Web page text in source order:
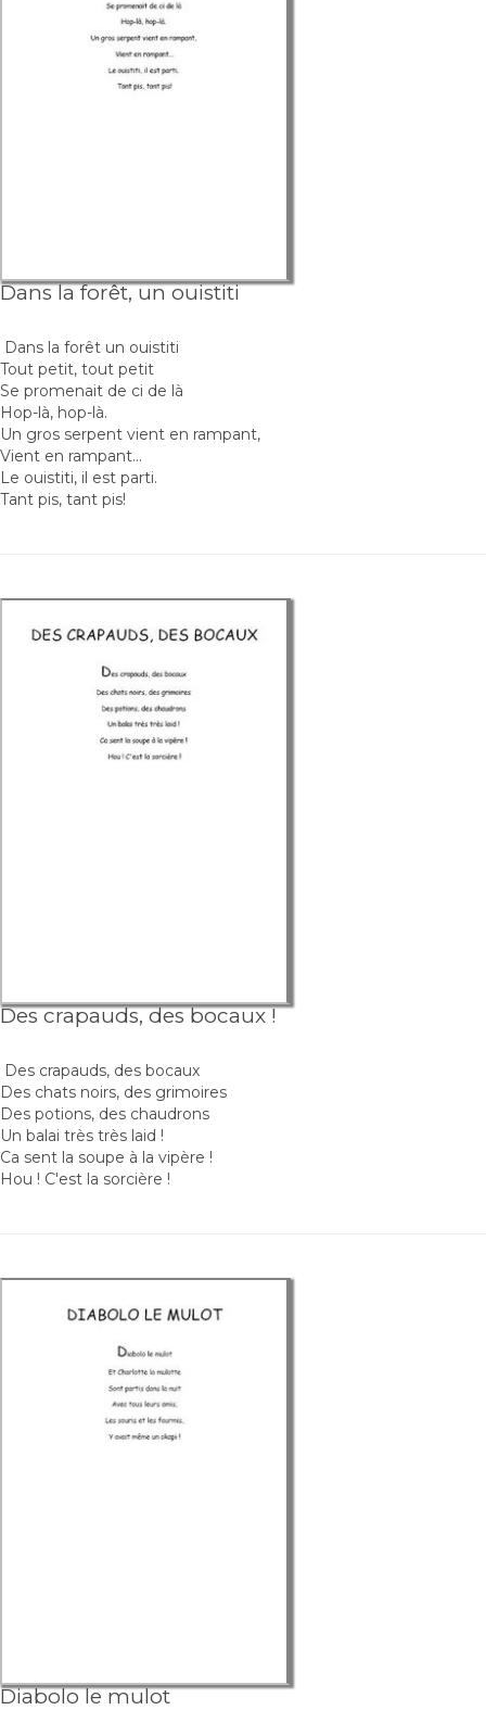
Dans la forêt, un ouistiti
Dans la forêt un ouistiti
Tout petit, tout petit
Se promenait de ci de là
Hop-là, hop-là.
Un gros serpent vient en rampant,
Vient en rampant...
Le ouistiti, il est parti.
Tant pis, tant pis!
Des crapauds, des bocaux !
Des crapauds, des bocaux
Des chats noirs, des grimoires
Des potions, des chaudrons
Un balai très très laid !
Ca sent la soupe à la vipère !
Hou ! C'est la sorcière !
Diabolo le mulot